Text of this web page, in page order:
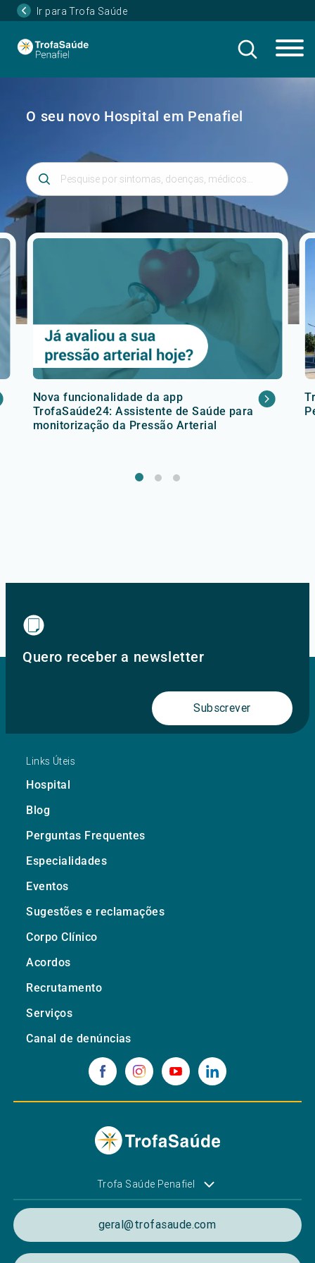
Ir para Trofa Saúde
O seu novo Hospital em Penafiel
Introduza 3 ou mais caracteres
Nova funcionalidade da app
TrofaSaúde24: Assistente de Saúde para
monitorização da Pressão Arterial
Quero receber a newsletter
Subscrever
Links Úteis
Hospital
Blog
Perguntas Frequentes
Especialidades
Eventos
Sugestões e reclamações
Corpo Clínico
Acordos
Recrutamento
Serviços
Canal de denúncias
Trofa Saúde Penafiel
geral@trofasaude.com